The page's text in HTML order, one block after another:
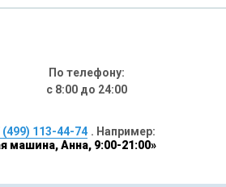
По телефону:
с 8:00 до 24:00
(499) 113-44-74 . Например:
машина, Анна, 9:00-21:00»